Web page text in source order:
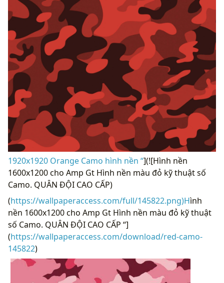
1920x1920 Orange Camo hình nền “](![Hình nền
1600x1200 cho Amp Gt Hình nền màu đỏ kỹ thuật số
Camo. QUÂN ĐỘI CAO CẤP)
(https://wallpaperaccess.com/full/145822.png)Hình
nền 1600x1200 cho Amp Gt Hình nền màu đỏ kỹ thuật
số Camo. QUÂN ĐỘI CAO CẤP “]
(https://wallpaperaccess.com/download/red-camo-
145822)